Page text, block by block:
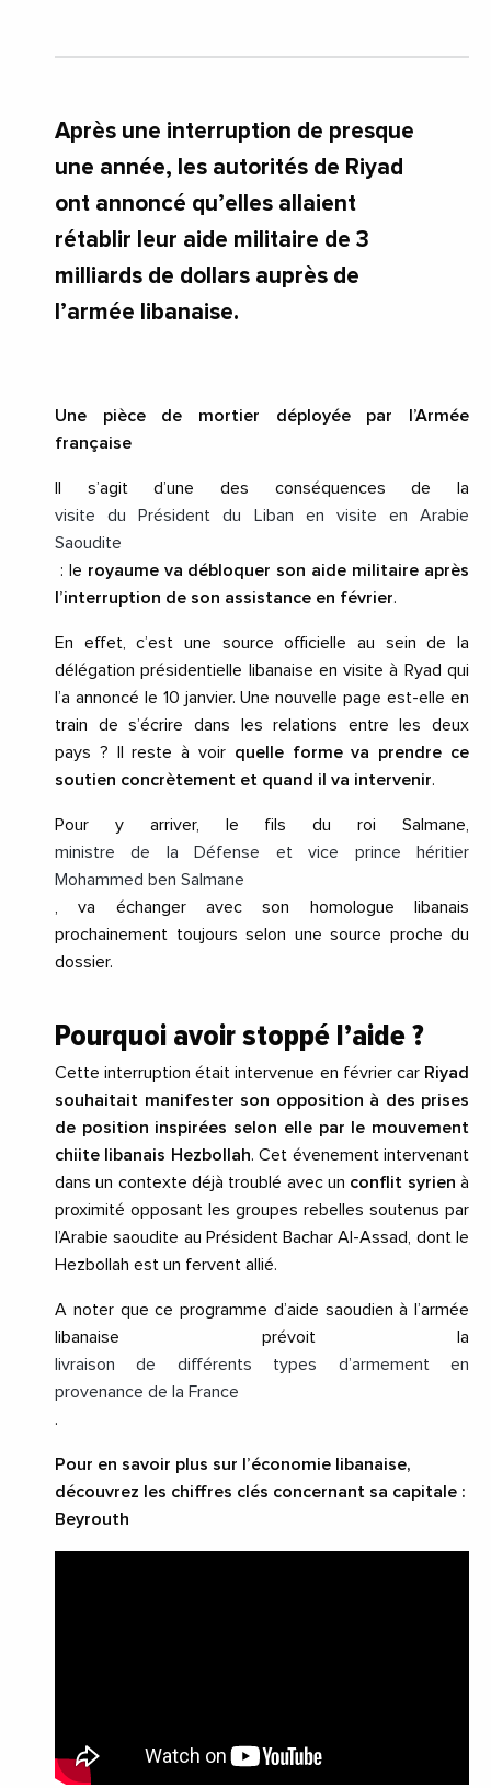
Après une interruption de presque
une année, les autorités de Riyad
ont annoncé qu’elles allaient
rétablir leur aide militaire de 3
milliards de dollars auprès de
l’armée libanaise.
Une pièce de mortier déployée par l’Armée
française
Il s’agit d’une des conséquences de la
visite du Président du Liban en visite en Arabie
Saoudite
: le royaume va débloquer son aide militaire après
l’interruption de son assistance en février.
En effet, c’est une source officielle au sein de la
délégation présidentielle libanaise en visite à Ryad qui
l’a annoncé le 10 janvier. Une nouvelle page est-elle en
train de s’écrire dans les relations entre les deux
pays ? Il reste à voir quelle forme va prendre ce
soutien concrètement et quand il va intervenir.
Pour y arriver, le fils du roi Salmane,
ministre de la Défense et vice prince héritier
Mohammed ben Salmane
, va échanger avec son homologue libanais
prochainement toujours selon une source proche du
dossier.
Pourquoi avoir stoppé l’aide ?
Cette interruption était intervenue en février car Riyad
souhaitait manifester son opposition à des prises
de position inspirées selon elle par le mouvement
chiite libanais Hezbollah. Cet évenement intervenant
dans un contexte déjà troublé avec un conflit syrien à
proximité opposant les groupes rebelles soutenus par
l’Arabie saoudite au Président Bachar Al-Assad, dont le
Hezbollah est un fervent allié.
A noter que ce programme d’aide saoudien à l’armée
libanaise prévoit la
livraison de différents types d’armement en
provenance de la France
.
Pour en savoir plus sur l’économie libanaise,
découvrez les chiffres clés concernant sa capitale :
Beyrouth